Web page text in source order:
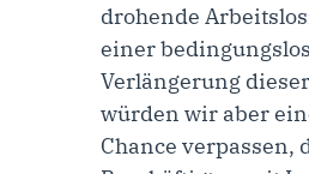
drohende
einer
Verlängerung
würden wir aber
Chance verpassen,